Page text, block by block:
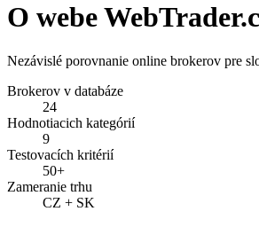
O webe
Nezávislé porovnanie online brokerov pre
Brokerov v databáze
24
Hodnotiacich kategórií
9
Testovacích kritérií
50+
Zameranie trhu
CZ + SK